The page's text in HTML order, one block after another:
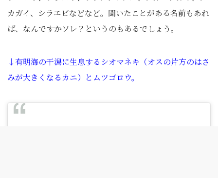
カガイ、シラエビなどなど。聞いたことがある名前もあれ
ば、なんですかソレ？というのもあるでしょう。
↓有明海の干潟に生息するシオマネキ（オスの片方のはさ
みが大きくなるカニ）とムツゴロウ。